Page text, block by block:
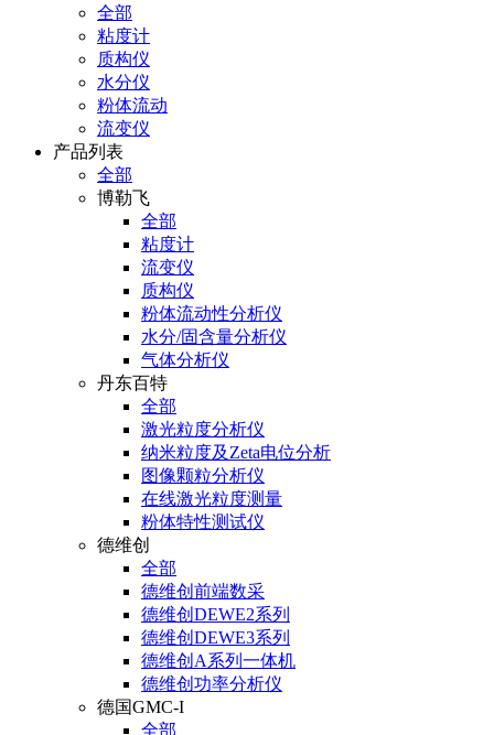
全部
粘度计
质构仪
水分仪
粉体流动
流变仪
产品列表
全部
博勒飞
全部
粘度计
流变仪
质构仪
粉体流动性分析仪
水分/固含量分析仪
气体分析仪
丹东百特
全部
激光粒度分析仪
纳米粒度及Zeta电位分析
图像颗粒分析仪
在线激光粒度测量
粉体特性测试仪
德维创
全部
德维创前端数采
德维创DEWE2系列
德维创DEWE3系列
德维创A系列一体机
德维创功率分析仪
德国GMC-I
全部